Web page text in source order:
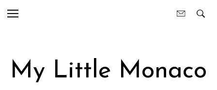
My Little Monaco